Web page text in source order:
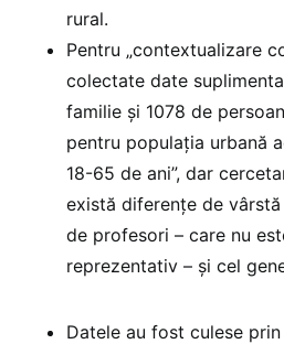
rural.
Pentru „contextualizare
colectate date
familie și 1078 de
pentru populația urbană
18-65 de ani”, dar
există diferențe de
de profesori – care nu
reprezentativ – și cel
Datele au fost culese